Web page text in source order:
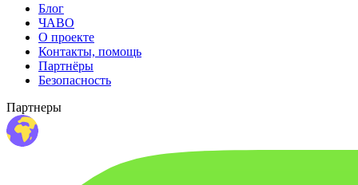
Блог
ЧАВО
О проекте
Контакты, помощь
Партнёры
Безопасность
Партнеры